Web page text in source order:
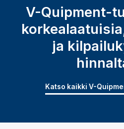
V-Quipment-
ja
Katso kaikki V-